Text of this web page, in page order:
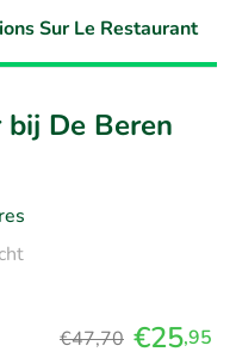
Sur Le Restaurant
De Beren
€47,70 €25,95